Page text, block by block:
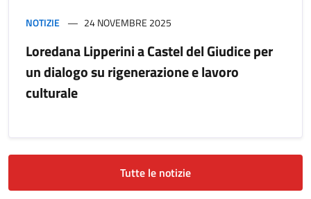
NOTIZIE 24 NOVEMBRE 2025
Loredana Lipperini a Castel del Giudice per
un dialogo su rigenerazione e lavoro
culturale
Tutte le notizie